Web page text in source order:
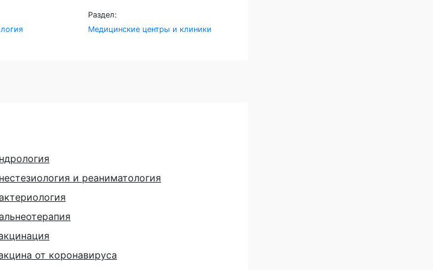
Раздел:
Медицинские центры и клиники
и реаниматология
от коронавируса